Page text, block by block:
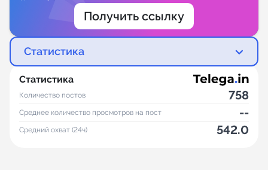
Получить ссылку
Статистика
Статистика
Количество постов 758
Среднее количество просмотров на пост --
Средний охват (24ч) 542.0